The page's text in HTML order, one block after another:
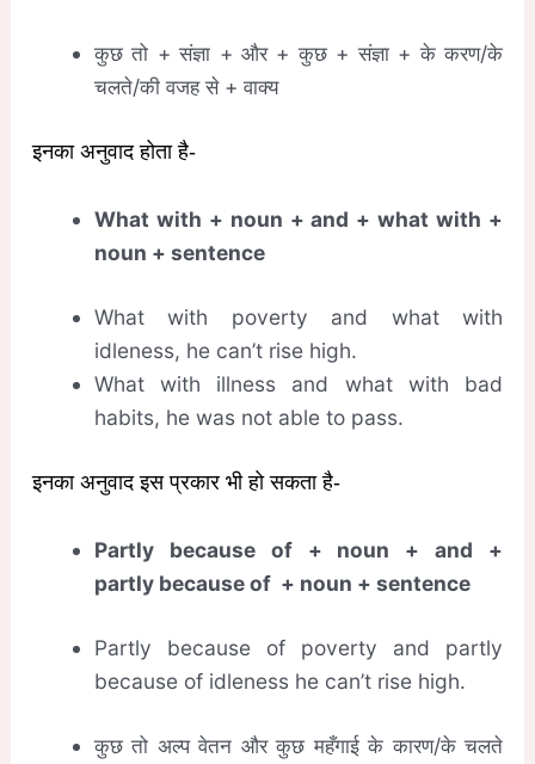
कुछ तो + संज्ञा + और + कुछ + संज्ञा + के करण/के
चलते/की वजह से + वाक्य
इनका अनुवाद होता है-
What with + noun + and + what with +
noun + sentence
What with poverty and what with
idleness, he can’t rise high.
What with illness and what with bad
habits, he was not able to pass.
इनका अनुवाद इस प्रकार भी हो सकता है-
Partly because of + noun + and +
partly because of + noun + sentence
Partly because of poverty and partly
because of idleness he can’t rise high.
कुछ तो अल्प वेतन और कुछ महँगाई के कारण/के चलते